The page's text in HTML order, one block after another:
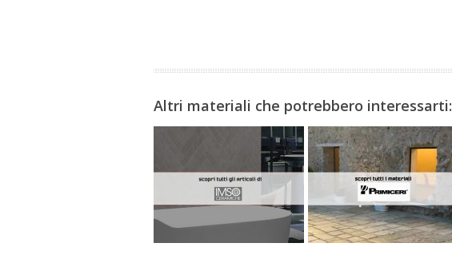
Altri materiali che potrebbero interessarti: